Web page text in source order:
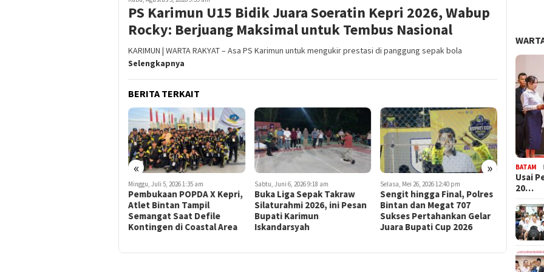
PS Karimun U15 Bidik Juara Soeratin Kepri 2026, Wabup
Rocky: Berjuang Maksimal untuk Tembus Nasional
KARIMUN | WARTA RAKYAT – Asa PS Karimun untuk mengukir prestasi di panggung sepak bola
Selengkapnya
BERITA TERKAIT
« »
Minggu, Juli 5, 2026 1:35 am
Pembukaan POPDA X Kepri,
Atlet Bintan Tampil
Semangat Saat Defile
Kontingen di Coastal Area
Sabtu, Juni 6, 2026 9:18 am
Buka Liga Sepak Takraw
Silaturahmi 2026, ini Pesan
Bupati Karimun
Iskandarsyah
Selasa, Mei 26, 2026 12:40 pm
Sengit hingga Final, Polres
Bintan dan Megat 707
Sukses Pertahankan Gelar
Juara Bupati Cup 2026
Jumat, Mei
Jadi
Lokal
BATAM
Usai
20…